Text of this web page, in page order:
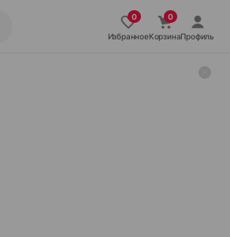
ИзбранноеКорзинаПрофиль